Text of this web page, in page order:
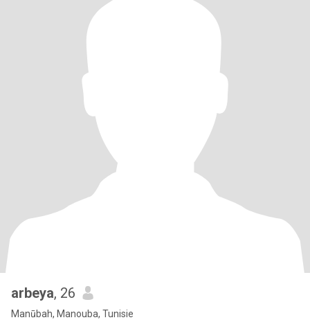
arbeya, 26
Manūbah, Manouba, Tunisie